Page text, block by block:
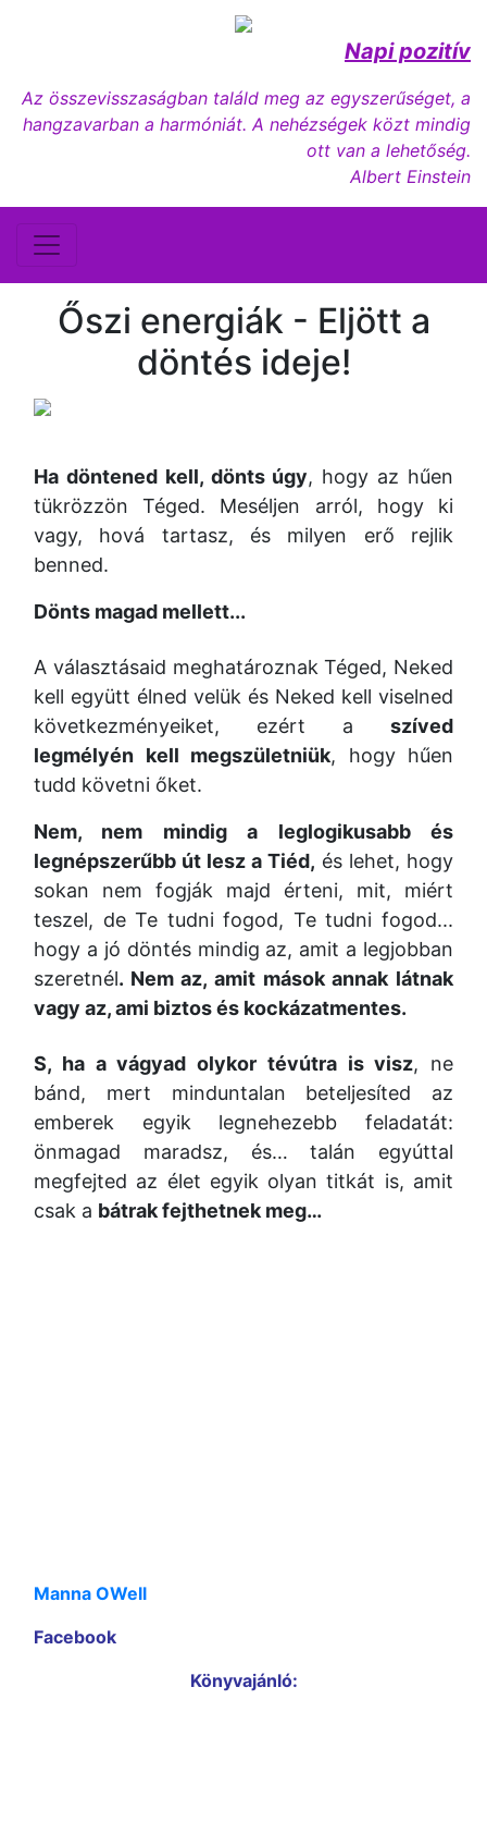
Napi pozitív
Az összevisszaságban találd meg az egyszerűséget, a
hangzavarban a harmóniát. A nehézségek közt mindig
ott van a lehetőség.
Albert Einstein
Őszi energiák - Eljött a
döntés ideje!
Ha döntened kell, dönts úgy, hogy az hűen
tükrözzön Téged. Meséljen arról, hogy ki
vagy, hová tartasz, és milyen erő rejlik
benned.
Dönts magad mellett...
A választásaid meghatároznak Téged, Neked
kell együtt élned velük és Neked kell viselned
következményeiket, ezért a szíved
legmélyén kell megszületniük, hogy hűen
tudd követni őket.
Nem, nem mindig a leglogikusabb és
legnépszerűbb út lesz a Tiéd, és lehet, hogy
sokan nem fogják majd érteni, mit, miért
teszel, de Te tudni fogod, Te tudni fogod...
hogy a jó döntés mindig az, amit a legjobban
szeretnél. Nem az, amit mások annak látnak
vagy az, ami biztos és kockázatmentes.
S, ha a vágyad olykor tévútra is visz, ne
bánd, mert minduntalan beteljesíted az
emberek egyik legnehezebb feladatát:
önmagad maradsz, és… talán egyúttal
megfejted az élet egyik olyan titkát is, amit
csak a bátrak fejthetnek meg…
Manna OWell
Facebook
Könyvajánló: